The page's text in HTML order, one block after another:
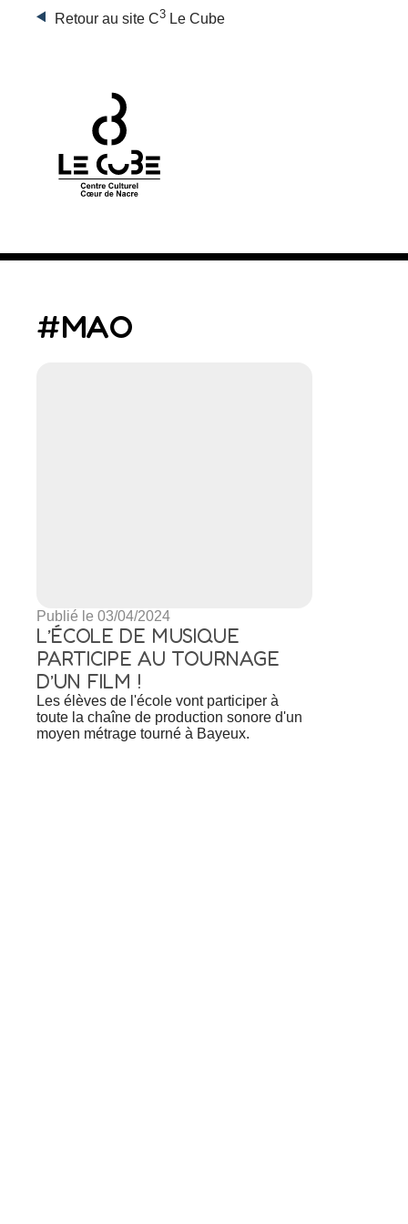
Retour au site C3 Le Cube
#MAO
Publié le 03/04/2024
L’ÉCOLE DE MUSIQUE
PARTICIPE AU TOURNAGE
D’UN FILM !
Les élèves de l'école vont participer à
toute la chaîne de production sonore d'un
moyen métrage tourné à Bayeux.